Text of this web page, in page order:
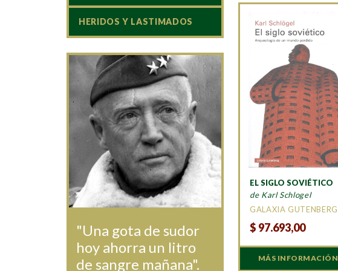
EL SIGLO SOVIÉTICO
de Karl Schlogel
GALAXIA GUTENBERG
$ 97.693,00
MÁS INFORMACIÓN
HERIDOS Y LASTIMADOS
"Una gota de sudor
hoy ahorra un litro
de sangre mañana".